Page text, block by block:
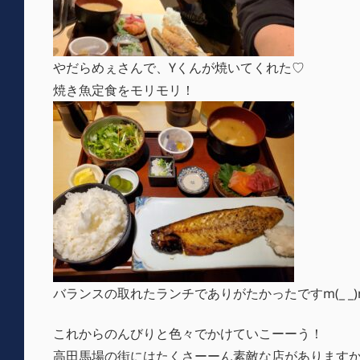
やだらめぇさんで、Yくんが焼いてくれた♡
焼き魚定食をモリモリ！
バランスの取れたランチでありがたかったですm(_
これからのんびりと色々でかけていこーーう！
高田馬場の街にはたくさーーん素敵な店があります